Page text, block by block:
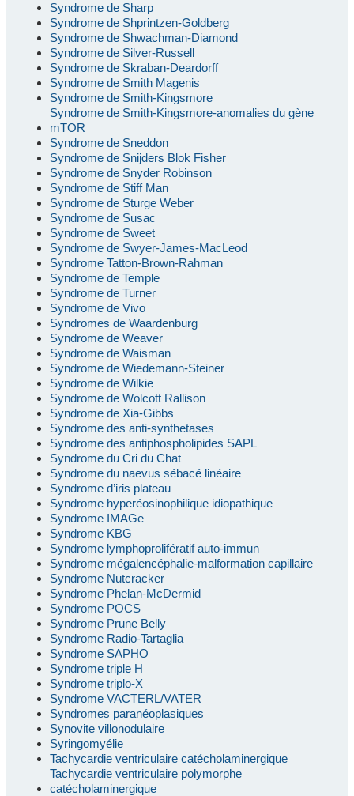
Syndrome de Sharp
Syndrome de Shprintzen-Goldberg
Syndrome de Shwachman-Diamond
Syndrome de Silver-Russell
Syndrome de Skraban-Deardorff
Syndrome de Smith Magenis
Syndrome de Smith-Kingsmore
Syndrome de Smith-Kingsmore-anomalies du gène
mTOR
Syndrome de Sneddon
Syndrome de Snijders Blok Fisher
Syndrome de Snyder Robinson
Syndrome de Stiff Man
Syndrome de Sturge Weber
Syndrome de Susac
Syndrome de Sweet
Syndrome de Swyer-James-MacLeod
Syndrome Tatton-Brown-Rahman
Syndrome de Temple
Syndrome de Turner
Syndrome de Vivo
Syndromes de Waardenburg
Syndrome de Weaver
Syndrome de Waisman
Syndrome de Wiedemann-Steiner
Syndrome de Wilkie
Syndrome de Wolcott Rallison
Syndrome de Xia-Gibbs
Syndrome des anti-synthetases
Syndrome des antiphospholipides SAPL
Syndrome du Cri du Chat
Syndrome du naevus sébacé linéaire
Syndrome d’iris plateau
Syndrome hyperéosinophilique idiopathique
Syndrome IMAGe
Syndrome KBG
Syndrome lymphoprolifératif auto-immun
Syndrome mégalencéphalie-malformation capillaire
Syndrome Nutcracker
Syndrome Phelan-McDermid
Syndrome POCS
Syndrome Prune Belly
Syndrome Radio-Tartaglia
Syndrome SAPHO
Syndrome triple H
Syndrome triplo-X
Syndrome VACTERL/VATER
Syndromes paranéoplasiques
Synovite villonodulaire
Syringomyélie
Tachycardie ventriculaire catécholaminergique
Tachycardie ventriculaire polymorphe
catécholaminergique